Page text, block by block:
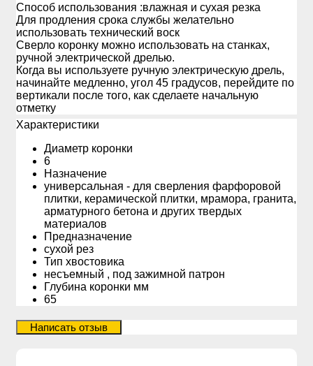
Способ использования :влажная и сухая резка
Для продления срока службы желательно
использовать технический воск
Сверло коронку можно использовать на станках,
ручной электрической дрелью.
Когда вы используете ручную электрическую дрель,
начинайте медленно, угол 45 градусов, перейдите по
вертикали после того, как сделаете начальную
отметку
Xарактеристики
Диаметр коронки
6
Назначение
универсальная - для сверления фарфоровой
плитки, керамической плитки, мрамора, гранита,
арматурного бетона и других твердых
материалов
Предназначение
сухой рез
Тип хвостовика
несъемный , под зажимной патрон
Глубина коронки мм
65